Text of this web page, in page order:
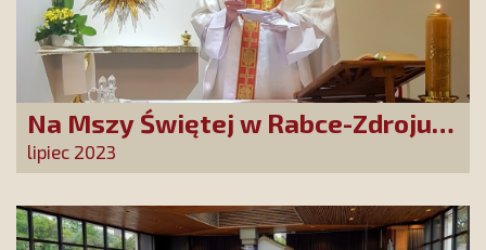
Na Mszy Świętej w Rabce-Zdroju
złożono prośby i podziękowania
naszych Przyjaciół
lipiec 2023